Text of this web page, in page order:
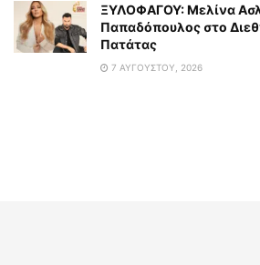
ΞΥΛΟΦΑΓΟΥ: Μελίνα
Παπαδόπουλος στο
Πατάτας
7 ΑΥΓΟΎΣΤΟΥ, 2026